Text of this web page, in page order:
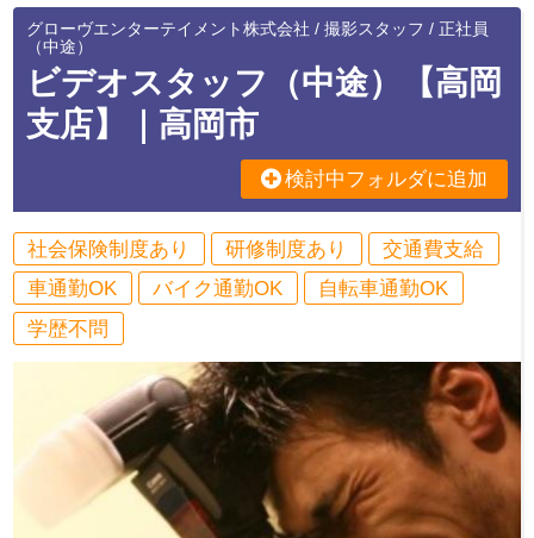
グローヴエンターテイメント株式会社 / 撮影スタッフ / 正社員
（中途）
ビデオスタッフ（中途）【高岡
支店】｜高岡市
検討中フォルダに追加
社会保険制度あり 研修制度あり
交通費支給
車通勤OK
バイク通勤OK
自転車通勤OK
学歴不問